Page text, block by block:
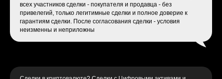
всех участников сделки - покупателя и продавца - без
привелегий, только легитимные сделки и полное доверие к
гарантиям сделки. После согласования сделки - условия
неизменны и неприложны